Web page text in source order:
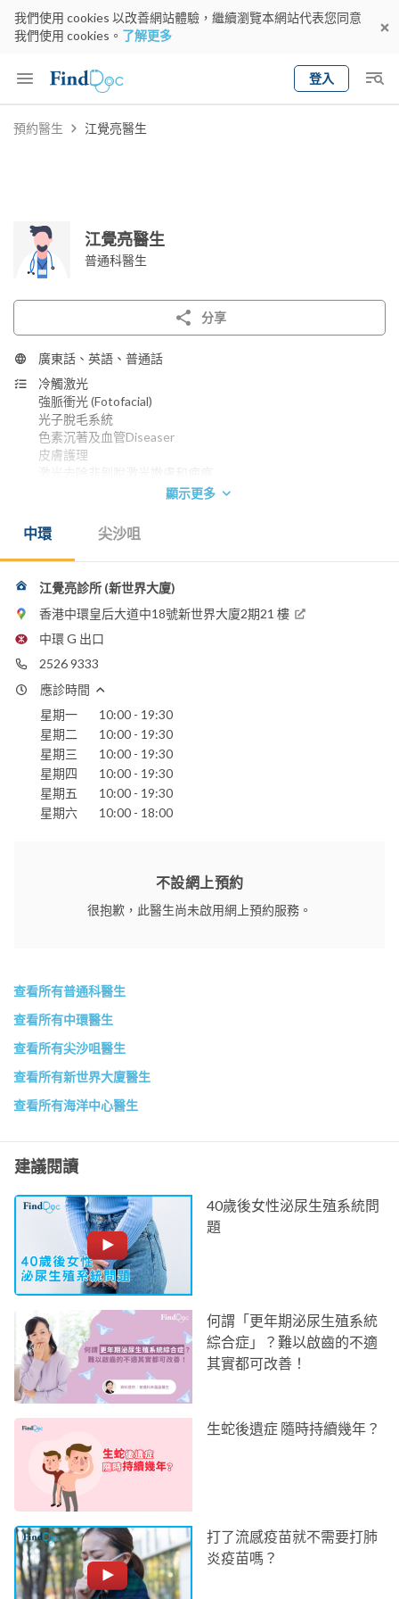
我們使用 cookies 以改善網站體驗，繼續瀏覽本網站代表您同意
我們使用 cookies。 了解更多
登入
Keyword
預約醫生 江覺亮醫生
江覺亮醫生
普通科醫生
分享
廣東話、英語、普通話
冷觸激光
強脈衝光 (Fotofacial)
光子脫毛系統
色素沉著及血管Diseaser
皮膚護理
肉毒桿菌 - 用於皺紋及方下巴
Restylants - 用於皺紋及疤痕
英國倫敦大學皮膚病科文憑 1995
卡的夫大學實用皮膚科文憑
英國倫敦皇家醫學院兒科文憑
電話：
2526 9333
2526 6191
2526 0066
電郵：
info@medicskin.com
香港港安醫院 - 司徒拔道
顯示更多
中環 尖沙咀
江覺亮診所 (新世界大廈)
香港中環皇后大道中18號新世界大廈2期21 樓
中環 G 出口
2526 9333
應診時間
星期一
10:00 - 19:30
星期二
10:00 - 19:30
星期三
10:00 - 19:30
星期四
10:00 - 19:30
星期五
10:00 - 19:30
星期六
10:00 - 18:00
不設網上預約
很抱歉，此醫生尚未啟用網上預約服務。
查看所有普通科醫生
查看所有中環醫生
查看所有尖沙咀醫生
查看所有新世界大廈醫生
查看所有海洋中心醫生
建議閱讀
40歲後女性泌尿生殖系統問
題
何謂「更年期泌尿生殖系統
綜合症」？難以啟齒的不適
其實都可改善！
生蛇後遺症 隨時持續幾年？
打了流感疫苗就不需要打肺
炎疫苗嗎？